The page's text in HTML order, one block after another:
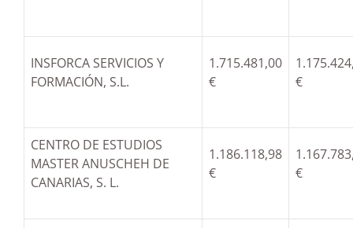
INSFORCA SERVICIOS Y
FORMACIÓN, S.L.
1.715.481,00
€
€
CENTRO DE ESTUDIOS
MASTER ANUSCHEH DE
CANARIAS, S. L.
1.186.118,98
€
€